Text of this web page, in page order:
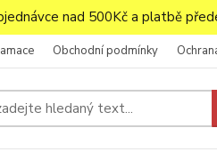
nad 500Kč a platbě
Obchodní podmínky